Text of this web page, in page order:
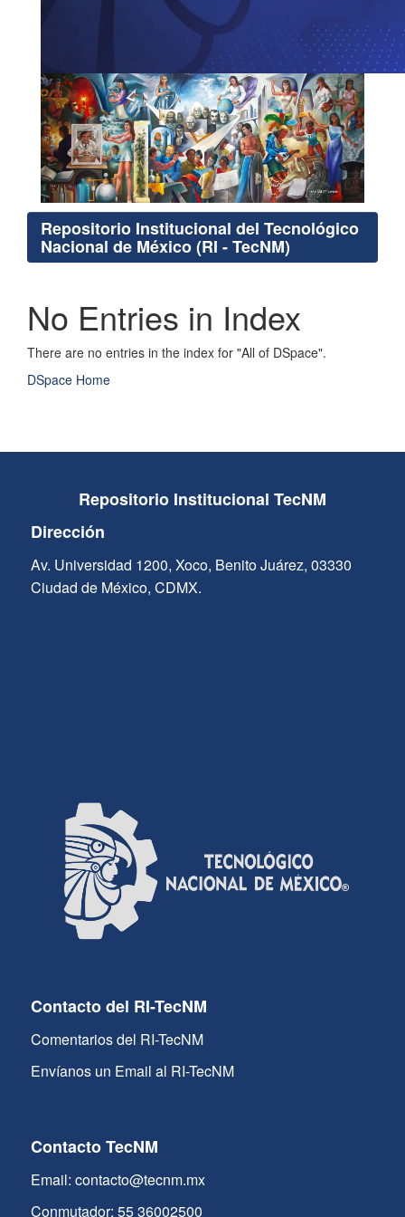
Repositorio Institucional del Tecnológico
Nacional de México (RI - TecNM)
No Entries in Index
There are no entries in the index for "All of DSpace".
DSpace Home
Repositorio Institucional TecNM
Dirección
Av. Universidad 1200, Xoco, Benito Juárez, 03330
Ciudad de México, CDMX.
Contacto del RI-TecNM
Comentarios del RI-TecNM
Envíanos un Email al RI-TecNM
Contacto TecNM
Email: contacto@tecnm.mx
Conmutador: 55 36002500